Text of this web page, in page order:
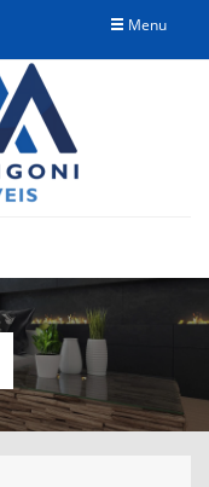
Menu